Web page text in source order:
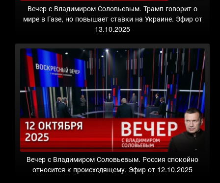
Вечер с Владимиром Соловьевым. Трамп говорит о
мире в Газе, но повышает ставки на Украине. Эфир от
13.10.2025
Вечер с Владимиром Соловьевым. Россия спокойно
относится к происходящему. Эфир от 12.10.2025